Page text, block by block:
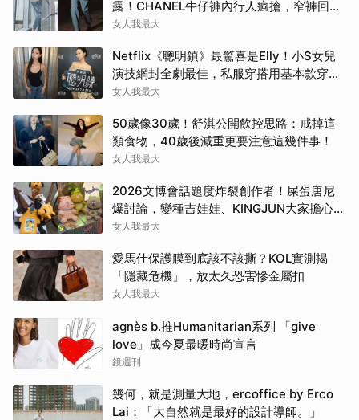
露！CHANEL牛仔褲內行人瘋搶，窄褲回歸
必看這幾條
女人我最大
Netflix《聰明鎮》最驚喜是Elly！小S女兒
演技網封全劇最佳，私服穿搭用基本款穿出
高級感
女人我最大
50歲像30歲！舒淇公開飲控思路：戒掉這
類食物，40歲後減重更要注意這幾件事！
女人我最大
2026文博會話題度炸裂創作者！屎蛋唐尼
爆討論，變種吉娃娃、KINGJUN大家擔心買
不到
女人我最大
愛馬仕保護膜到底該不該撕？KOL實測揭
「隱藏危機」，放太久恐害慘金屬扣
女人我最大
agnès b.推Humanitarian系列 「give
love」成今夏最暖時尚宣言
鏡週刊
幾何，就是測量大地，ercoffice by Erco
Lai：「大自然就是最好的設計導師。」